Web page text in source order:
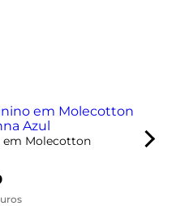
Molecotton